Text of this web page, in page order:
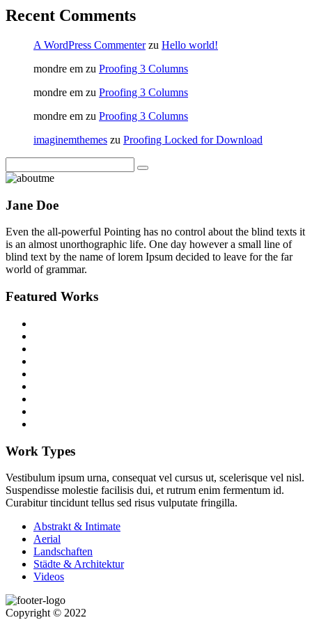
Recent Comments
A WordPress Commenterzu Hello world!
mondre em zu Proofing 3 Columns
mondre em zu Proofing 3 Columns
mondre em zu Proofing 3 Columns
imaginemthemes zu Proofing Locked for Download
Jane Doe
Even the all-powerful Pointing has no control about the blind texts it
is an almost unorthographic life. One day however a small line of
blind text by the name of lorem Ipsum decided to leave for the far
world of grammar.
Featured Works
Work Types
Vestibulum ipsum urna, consequat vel cursus ut, scelerisque vel nisl.
Suspendisse molestie facilisis dui, et rutrum enim fermentum id.
Curabitur tincidunt tellus sed risus vulputate fringilla.
Abstrakt & Intimate
Aerial
Landschaften
Städte & Architektur
Videos
Copyright © 2022